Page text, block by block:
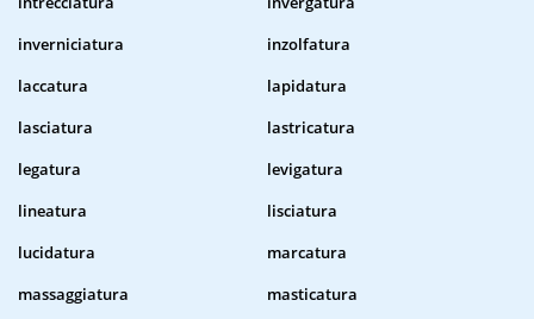
inverniciatura
inzolfatura
laccatura
lapidatura
lasciatura
lastricatura
legatura
levigatura
lineatura
lisciatura
lucidatura
marcatura
massaggiatura
masticatura